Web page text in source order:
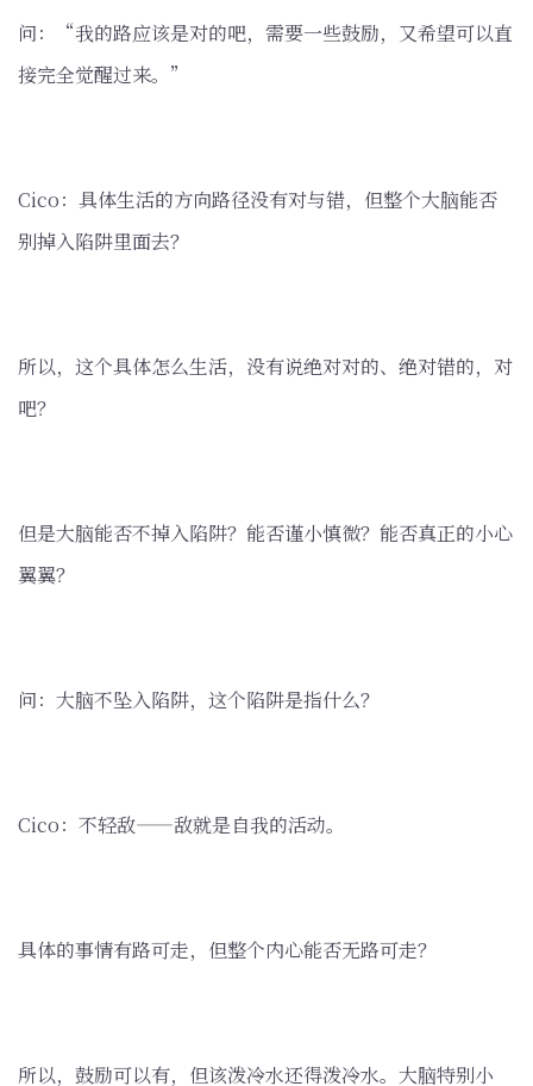
问：“我的路应该是对的吧，需要一些鼓励，又希望可以直
接完全觉醒过来。”
Cico：具体生活的方向路径没有对与错，但整个大脑能否
别掉入陷阱里面去？
所以，这个具体怎么生活，没有说绝对对的、绝对错的，对
吧？
但是大脑能否不掉入陷阱？能否谨小慎微？能否真正的小心
翼翼？
问：大脑不坠入陷阱，这个陷阱是指什么？
Cico：不轻敌——敌就是自我的活动。
具体的事情有路可走，但整个内心能否无路可走？
所以，鼓励可以有，但该泼冷水还得泼冷水。大脑特别小